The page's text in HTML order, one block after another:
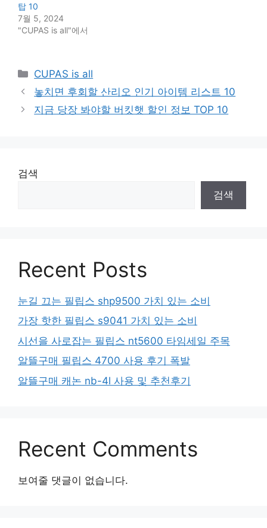
탑 10
7월 5, 2024
"CUPAS is all"에서
Categories
CUPAS is all
놓치면 후회할 산리오 인기 아이템 리스트 10
지금 당장 봐야할 버킷햇 할인 정보 TOP 10
검색
검색
Recent Posts
눈길 끄는 필립스 shp9500 가치 있는 소비
가장 핫한 필립스 s9041 가치 있는 소비
시선을 사로잡는 필립스 nt5600 타임세일 주목
알뜰구매 필립스 4700 사용 후기 폭발
알뜰구매 캐논 nb-4l 사용 및 추천후기
Recent Comments
보여줄 댓글이 없습니다.